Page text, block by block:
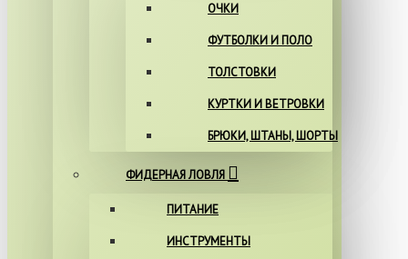
ОЧКИ
ФУТБОЛКИ И ПОЛО
ТОЛСТОВКИ
КУРТКИ И ВЕТРОВКИ
БРЮКИ, ШТАНЫ, ШОРТЫ
ФИДЕРНАЯ ЛОВЛЯ
ПИТАНИЕ
ИНСТРУМЕНТЫ